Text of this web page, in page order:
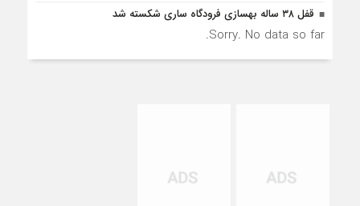
قفل ۳۸ ساله بهسازی فرودگاه ساری شکسته شد
Sorry. No data so far.